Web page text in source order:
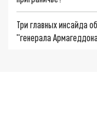
Три главных инсайда
"генерала